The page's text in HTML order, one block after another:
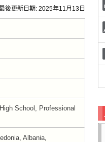
後更新日期: 2025年11月13日
School, Professional
Albania,